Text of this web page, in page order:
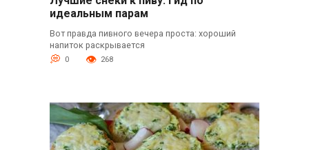
идеальным парам
Вот правда пивного вечера проста: хороший
напиток раскрывается
0 268